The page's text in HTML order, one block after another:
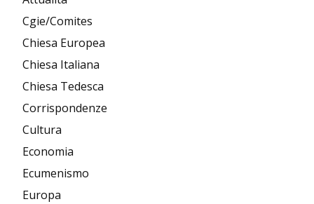
Cgie/Comites
Chiesa Europea
Chiesa Italiana
Chiesa Tedesca
Corrispondenze
Cultura
Economia
Ecumenismo
Europa